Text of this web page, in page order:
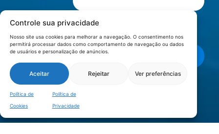
Controle sua privacidade
Nosso site usa cookies para melhorar a navegação. O consentimento nos
permitirá processar dados como comportamento de navegação ou dados
de usuários e personalização de anúncios.
Aceitar Rejeitar Ver preferências
Política de
Cookies
Política de
Privacidade
Li e aceito os termos de
Privacidade
LOCALIZAÇÃO